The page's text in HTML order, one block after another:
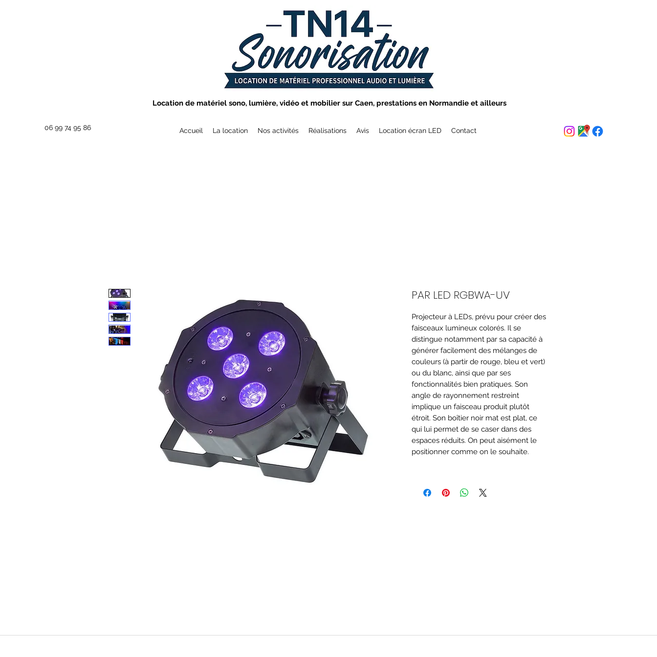
Location de matériel sono, lumière, vidéo et mobilier sur Caen, prestations en Normandie et ailleurs
06 99 74 95 86 Accueil La location Nos activités Réalisations Avis Location écran LED Contact
PAR LED RGBWA-UV
Projecteur à LEDs, prévu pour créer des
faisceaux lumineux colorés. Il se
distingue notamment par sa capacité à
générer facilement des mélanges de
couleurs (à partir de rouge, bleu et vert)
ou du blanc, ainsi que par ses
fonctionnalités bien pratiques. Son
angle de rayonnement restreint
implique un faisceau produit plutôt
étroit. Son boîtier noir mat est plat, ce
qui lui permet de se caser dans des
espaces réduits. On peut aisément le
positionner comme on le souhaite.